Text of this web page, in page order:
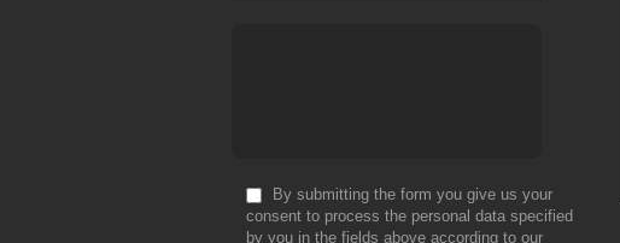
By submitting the form you give us your
consent to process the personal data specified
by you in the fields above according to our